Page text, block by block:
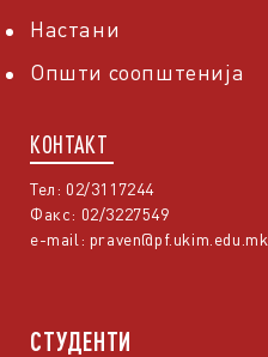
Настани
Општи соопштенија
КОНТАКТ
Тел: 02/3117244
Факс: 02/3227549
e-mail: praven@pf.ukim.edu.mk
СТУДЕНТИ